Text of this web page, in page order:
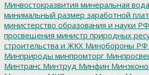
Минвостокразвития минеральная вода
минимальный размер заработной
министерство образования и науки РФ
просвещения министр природных
строительства и ЖКХ Минобороны РФ
Минприроды минпромторг
Минтранс Минтруд Минфин